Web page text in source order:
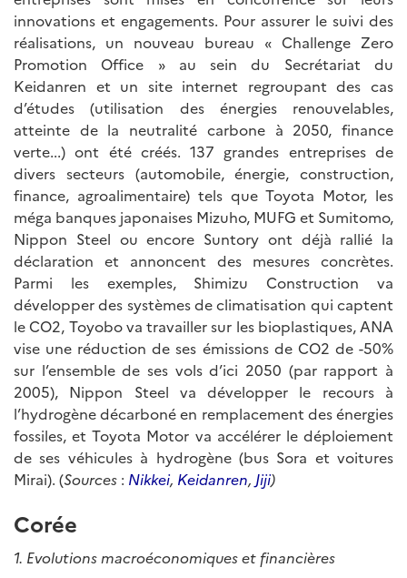
innovations et engagements. Pour assurer le suivi des
réalisations, un nouveau bureau « Challenge Zero
Promotion Office » au sein du Secrétariat du
Keidanren et un site internet regroupant des cas
d’études (utilisation des énergies renouvelables,
atteinte de la neutralité carbone à 2050, finance
verte...) ont été créés. 137 grandes entreprises de
divers secteurs (automobile, énergie, construction,
finance, agroalimentaire) tels que Toyota Motor, les
méga banques japonaises Mizuho, MUFG et Sumitomo,
Nippon Steel ou encore Suntory ont déjà rallié la
déclaration et annoncent des mesures concrètes.
Parmi les exemples, Shimizu Construction va
développer des systèmes de climatisation qui captent
le CO2, Toyobo va travailler sur les bioplastiques, ANA
vise une réduction de ses émissions de CO2 de -50%
sur l’ensemble de ses vols d’ici 2050 (par rapport à
2005), Nippon Steel va développer le recours à
l’hydrogène décarboné en remplacement des énergies
fossiles, et Toyota Motor va accélérer le déploiement
de ses véhicules à hydrogène (bus Sora et voitures
Mirai). (Sources : Nikkei, Keidanren, Jiji)
Corée
1. Evolutions macroéconomiques et financières